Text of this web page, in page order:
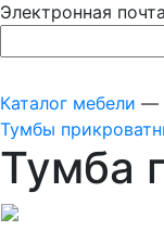
Электронная
Каталог мебели —
Тумбы
Тумба